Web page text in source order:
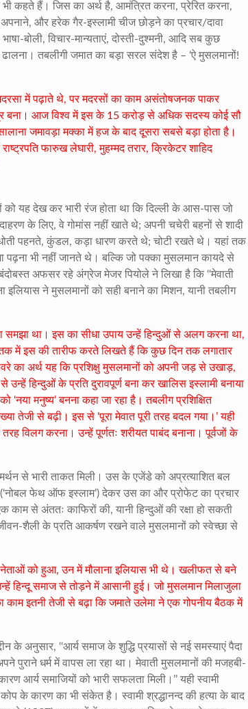
भी कहते हैं। जिस का अर्थ है,आमंत्रित करना,प्रेरित करना,
,और हरेक गैर-इस्लामी चीज छोड़ने का प्रचार/दावा
भाषा-बोली,विचार-मान्यताएं,दोस्ती-दुश्मनी,आदि सब कुछ
तबलीगी जमात का बड़ा सरल संदेश है – ‘ऐ मुसलमानों!
में पढ़ाते थे,पर मदरसों का काम असंतोषजनक पाकर
बना। आज विश्व में इस के 15करोड़ से अधिक सदस्य कोई सौ
जमावड़ा मक्का में हज के बाद दूसरा सबसे बड़ा होता है।
राष्ट्रपति फारुख लेघारी,मुहम्मद तरार,क्रिकेटर शाहिद
को यह देख कर भारी रंज होता था कि दिल्ली के आस-पास जो
के लिए, वे गोमांस नहीं खाते थे; अपनी चचेरी बहनों से शादी
पहनते, कुंडल, कड़ा धारण करते थे; चोटी रखते थे। यहां तक
भी नहीं जानते थे। बल्कि जो पक्का मुसलमान कायदे से
अफसर रहे अंग्रेज मेजर पियोले ने लिखा है कि ‘‘मेवाती
इलियास ने मुसलमानों को सही बनाने का मिशन, यानी तबलीग
समझा था। इस का सीधा उपाय उन्हें हिन्दुओं से अलग करना था,
में इस की तारीफ करते लिखते हैं कि कुछ दिन तक लगातार
का अर्थ यह कि प्रशिक्षु मुसलमानों को अपनी जड़ से उखाड़,
हिन्दुओं के प्रति दुरावपूर्ण बना कर खालिस इस्लामी बनाया
‘नया मनुष्य’ बनना कहा जा रहा है। तबलीग प्रशिक्षित
तेजी से बढ़ी। इस से ‘पूरा मेवात पूरी तरह बदल गया।’ यही
विलग करना। उन्हें पूर्णतः शरीयत पाबंद बनाना। पूर्वजों के
से भारी ताकत मिली। उस के एजेंडे को अप्रत्याशित बल
(‘नोबल फेथ ऑफ इस्लाम’) देकर उस का और प्रोफेट का प्रचार
काम से अंततः काफिरों की, यानी हिन्दुओं की रक्षा हो सकती
शैली के प्रति आकर्षण रखने वाले मुसलमानों को स्वेच्छा से
नेताओं को हुआ, उन में मौलाना इलियास भी थे। खलीफत से बने
हिन्दू समाज से तोड़ने में आसानी हुई। जो मुसलमान मिलाजुला
इतनी तेजी से बढ़ा कि जमाते उलेमा ने एक गोपनीय बैठक में
के अनुसार, ‘‘आर्य समाज के शुद्धि प्रयासों से नई समस्याएं पैदा
पुराने धर्म में वापस ला रहा था। मेवाती मुसलमानों की मजहबी-
आर्य समाजियों को भारी सफलता मिली।’’ यही स्वामी
के कारण का भी संकेत है। स्वामी श्रद्धानन्द की हत्या के बाद